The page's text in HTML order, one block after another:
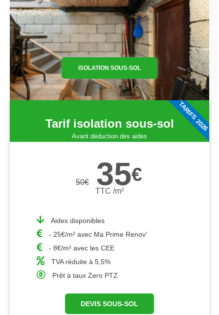
ISOLATION SOUS-SOL
Tarif isolation sous-sol
Avant déduction des aides
50€ 35€
TTC /m²
Aides disponibles
- 25€/m² avec Ma Prime Renov'
- 8€/m² avec les CEE
TVA réduite à 5,5%
Prêt à taux Zero PTZ
DEVIS SOUS-SOL
TARIFS 2026